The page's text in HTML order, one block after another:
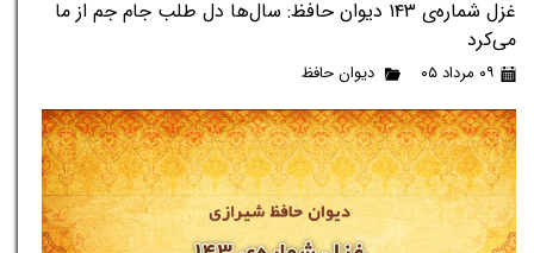
غزل شماره‌ی ۱۴۳ دیوان حافظ: سال‌ها دل طلب جام جم از ما
می‌کرد
۰۹ مرداد ۰۵ دیوان حافظ